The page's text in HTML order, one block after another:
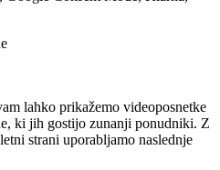
lahko prikažemo videoposnetke
ki jih gostijo zunanji ponudniki. Z
strani uporabljamo naslednje